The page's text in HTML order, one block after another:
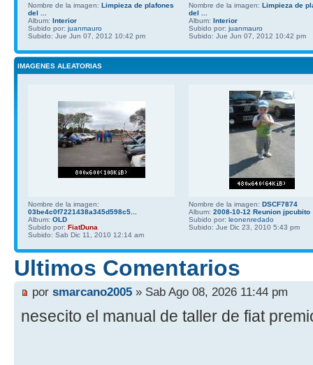
Nombre de la imagen: Limpieza de plafones
del ...
Album: Interior
Subido por: juanmauro
Subido: Jue Jun 07, 2012 10:42 pm
Nombre de la imagen: Limpieza de
del ...
Album: Interior
Subido por: juanmauro
Subido: Jue Jun 07, 2012 10:42 pm
IMAGENES ALEATORIAS
Nombre de la imagen:
03be4c0f7221438a345d598c5...
Album: OLD
Subido por: FiatDuna
Subido: Sab Dic 11, 2010 12:14 am
Nombre de la imagen: DSCF7874
Album: 2008-10-12 Reunion jpcubito
Subido por: leonenredado
Subido: Jue Dic 23, 2010 5:43 pm
Ultimos Comentarios
por smarcano2005 » Sab Ago 08, 2026 11:44 pm
nesecito el manual de taller de fiat